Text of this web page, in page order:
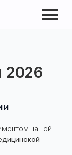
2026
нашей